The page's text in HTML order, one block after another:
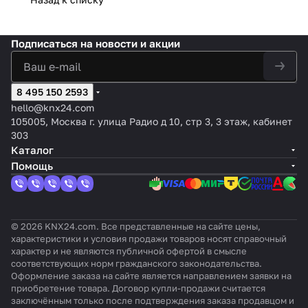
Touc
h CH
для
изме
рени
я
CO2,
темп
ерат
уры,
влаж
ност
и
качес
тва
возду
ха
KNX
TH,
цвет:
Чёрн
ый
комна
тной
темпе
ы,
цвет:
Серый
ок:
Без
оттен
комна
тной
ы,
Белый
ок:
Без
ност
и и
ерат
Шам
пань
то
ль
RT
е
у
а
н
Белый,
эффекто
,
Глянц
ий, цвет:
Серый,
оттенок:
алюмин
Подписаться на новости и акции
8 495 150 2593
hello@knx24.com
105005, Москва г. улица Радио д 10, стр 3, 3 этаж, кабинет
303
Каталог
Помощь
© 2026 KNX24.com. Все представленные на сайте цены,
характеристики и условия продажи товаров носят справочный
характер и не являются публичной офертой в смысле
соответствующих норм гражданского законодательства.
Оформление заказа на сайте является направлением заявки на
приобретение товара. Договор купли-продажи считается
заключённым только после подтверждения заказа продавцом и